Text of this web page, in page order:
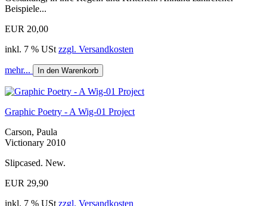
Beispiele...
EUR 20,00
inkl. 7 % USt zzgl. Versandkosten
mehr... In den Warenkorb
Graphic Poetry - A Wig-01 Project
Carson, Paula
Victionary 2010
Slipcased. New.
EUR 29,90
inkl. 7 % USt zzgl. Versandkosten